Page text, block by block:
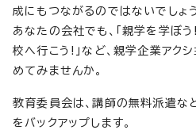
成にもつながるのではないでしょう
あなたの会社でも、「親学を学ぼう!
校へ行こう!」など、親学企業アク
めてみませんか。
教育委員会は、講師の無料派遣な
をバックアップします。